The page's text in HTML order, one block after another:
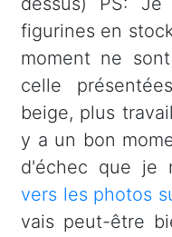
figurines en
moment ne
celle
beige, plus
y a un bon
d'échec que je
vers les photos
vais peut-être